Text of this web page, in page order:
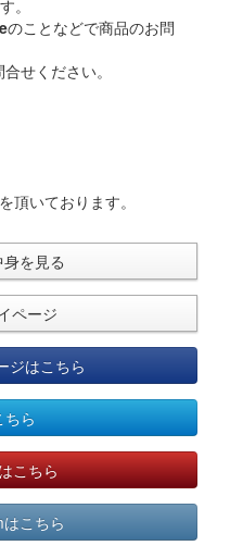
。
のことなどで商品のお問
せください。
頂いております。
を見る
ページ
ジはこちら
ちら
こちら
こちら